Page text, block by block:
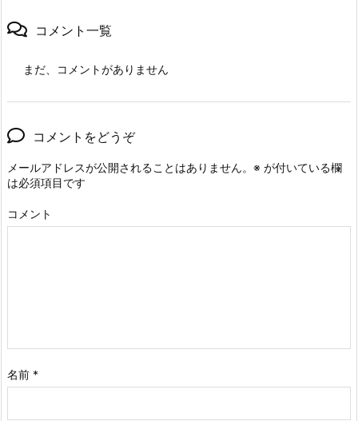
コメント一覧
まだ、コメントがありません
コメントをどうぞ
メールアドレスが公開されることはありません。 ※ が付いている欄
は必須項目です
コメント
名前 *